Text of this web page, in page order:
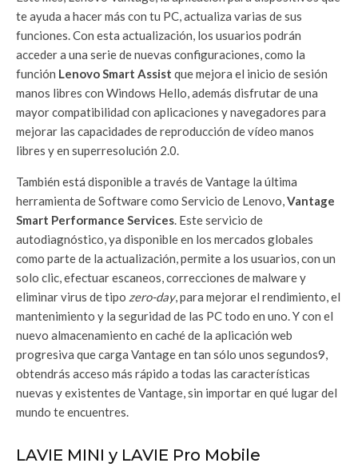
te ayuda a hacer más con tu PC, actualiza varias de sus
funciones. Con esta actualización, los usuarios podrán
acceder a una serie de nuevas configuraciones, como la
función Lenovo Smart Assist que mejora el inicio de sesión
manos libres con Windows Hello, además disfrutar de una
mayor compatibilidad con aplicaciones y navegadores para
mejorar las capacidades de reproducción de vídeo manos
libres y en superresolución 2.0.
También está disponible a través de Vantage la última
herramienta de Software como Servicio de Lenovo,Vantage
Smart Performance Services. Este servicio de
autodiagnóstico, ya disponible en los mercados globales
como parte de la actualización, permite a los usuarios, con un
solo clic, efectuar escaneos, correcciones de malware y
eliminar virus de tipo zero-day, para mejorar el rendimiento, el
mantenimiento y la seguridad de las PC todo en uno. Y con el
nuevo almacenamiento en caché de la aplicación web
progresiva que carga Vantage en tan sólo unos segundos9,
obtendrás acceso más rápido a todas las características
nuevas y existentes de Vantage, sin importar en qué lugar del
mundo te encuentres.
LAVIE MINI y LAVIE Pro Mobile